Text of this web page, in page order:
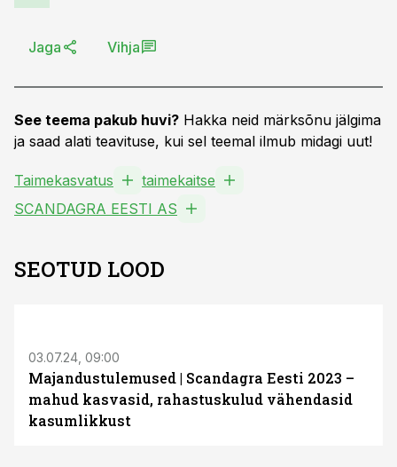
Jaga Vihja
See teema pakub huvi? Hakka neid märksõnu jälgima
ja saad alati teavituse, kui sel teemal ilmub midagi uut!
Taimekasvatus
taimekaitse
SCANDAGRA EESTI AS
SEOTUD LOOD
03.07.24, 09:00
Majandustulemused | Scandagra Eesti 2023 –
mahud kasvasid, rahastuskulud vähendasid
kasumlikkust